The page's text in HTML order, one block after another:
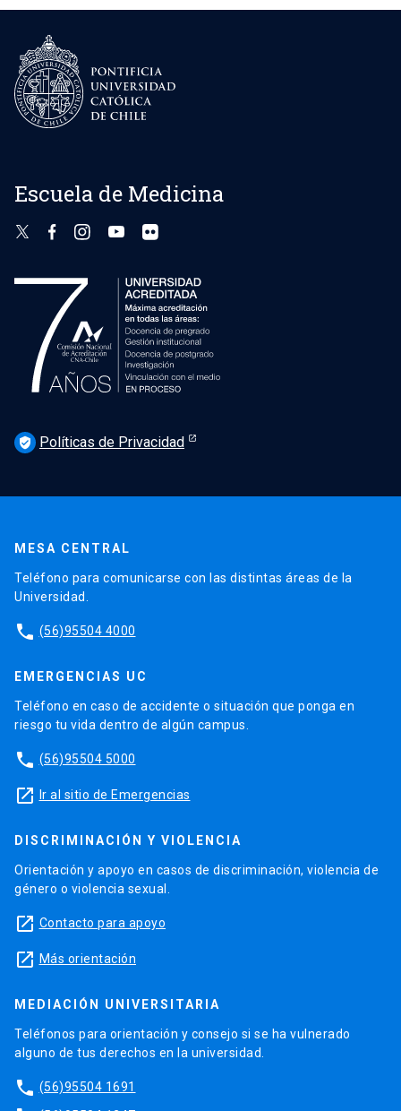
Escuela de Medicina
verified_user Políticas de Privacidad
MESA CENTRAL
Teléfono para comunicarse con las distintas áreas de la
Universidad.
phone (56)95504 4000
EMERGENCIAS UC
Teléfono en caso de accidente o situación que ponga en
riesgo tu vida dentro de algún campus.
phone (56)95504 5000
launch Ir al sitio de Emergencias
DISCRIMINACIÓN Y VIOLENCIA
Orientación y apoyo en casos de discriminación, violencia de
género o violencia sexual.
launch Contacto para apoyo
launch Más orientación
MEDIACIÓN UNIVERSITARIA
Teléfonos para orientación y consejo si se ha vulnerado
alguno de tus derechos en la universidad.
phone (56)95504 1691